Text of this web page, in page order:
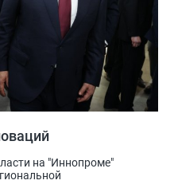
на "Иннопроме"